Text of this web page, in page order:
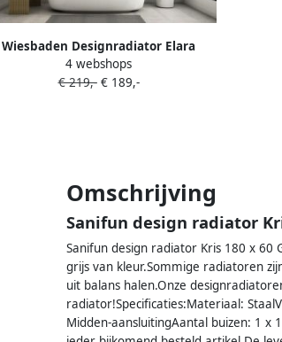
Wiesbaden Designradiator Elara
180x60cm 1067 Watt Mat Antraciet
Middenonderaansluiting
4 webshops
€ 219,-€ 189,-
Omschrijving
Sanifun design radiator
Sanifun design radiator Kris 180 x 60
grijs van kleur.Sommige radiatoren
uit balans halen.Onze
radiator!Specificaties:Materiaal:
Midden-aansluitingAantal buizen: 1 x